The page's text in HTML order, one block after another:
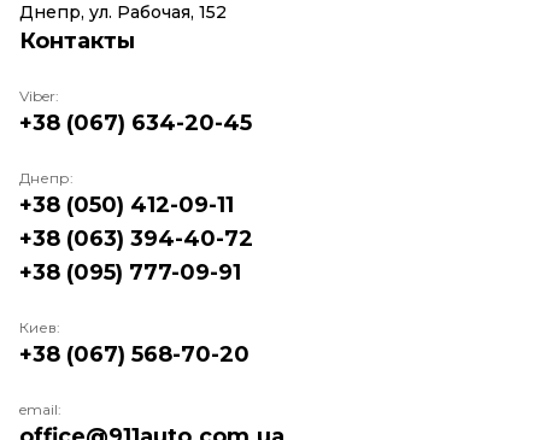
Днепр, ул. Рабочая, 152
Контакты
Viber:
+38 (067) 634-20-45
Днепр:
+38 (050) 412-09-11
+38 (063) 394-40-72
+38 (095) 777-09-91
Киев:
+38 (067) 568-70-20
email: